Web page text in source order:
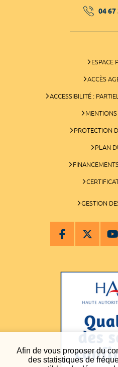
Afin de vous proposer du
des statistiques de
04 67
ESPACE
ACCÈS
ACCESSIBILITÉ :
MENTIONS
PROTECTION
PLAN
GESTION